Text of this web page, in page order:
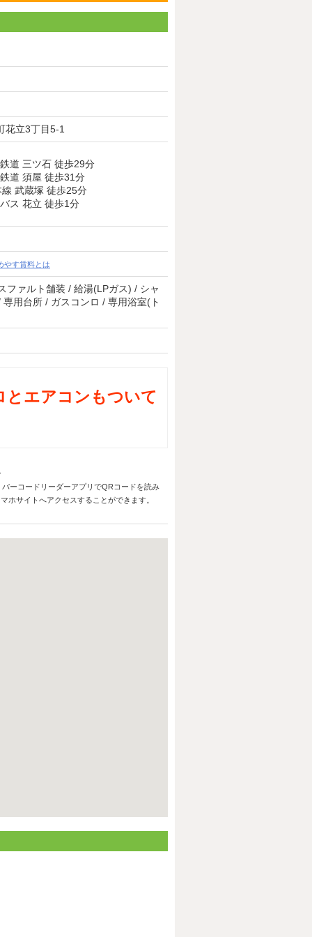
花立3丁目5-1
道 三ツ石 徒歩29分
道 須屋 徒歩31分
武蔵塚 徒歩25分
ス 花立 徒歩1分
やす賃料とは
ファルト舗装 / 給湯(LPガス) / シャ
用台所 / ガスコンロ / 専用浴室(ト
とエアコンもついて
バーコードリーダーアプリでQRコードを読み
ホサイトへアクセスすることができます。